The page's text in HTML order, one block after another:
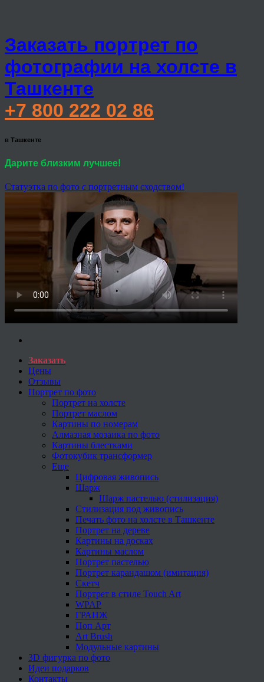
Заказать портрет по
фотографии на холсте в
Ташкенте
+7 800 222 02 86
в Ташкенте
Дарите близким лучшее!
Статуэтка по фото с портретным сходством!
Заказать
Цены
Отзывы
Портрет по фото
Портрет на холсте
Портрет маслом
Картины по номерам
Алмазная мозаика по фото
Картины блестками
Фотокубик трансформер
Еще
Цифровая живопись
Шарж
Шарж пастелью (стилизация)
Стилизация под живопись
Печать фото на холсте в Ташкенте
Портрет на дереве
Картины на досках
Картины маслом
Портрет пастелью
Портрет карандашом (имитация)
Скетч
Портрет в стиле Touch Art
WPAP
ГРАНЖ
Поп Арт
Art Brush
Модульные картины
3D фигурка по фото
Идеи подарков
Контакты